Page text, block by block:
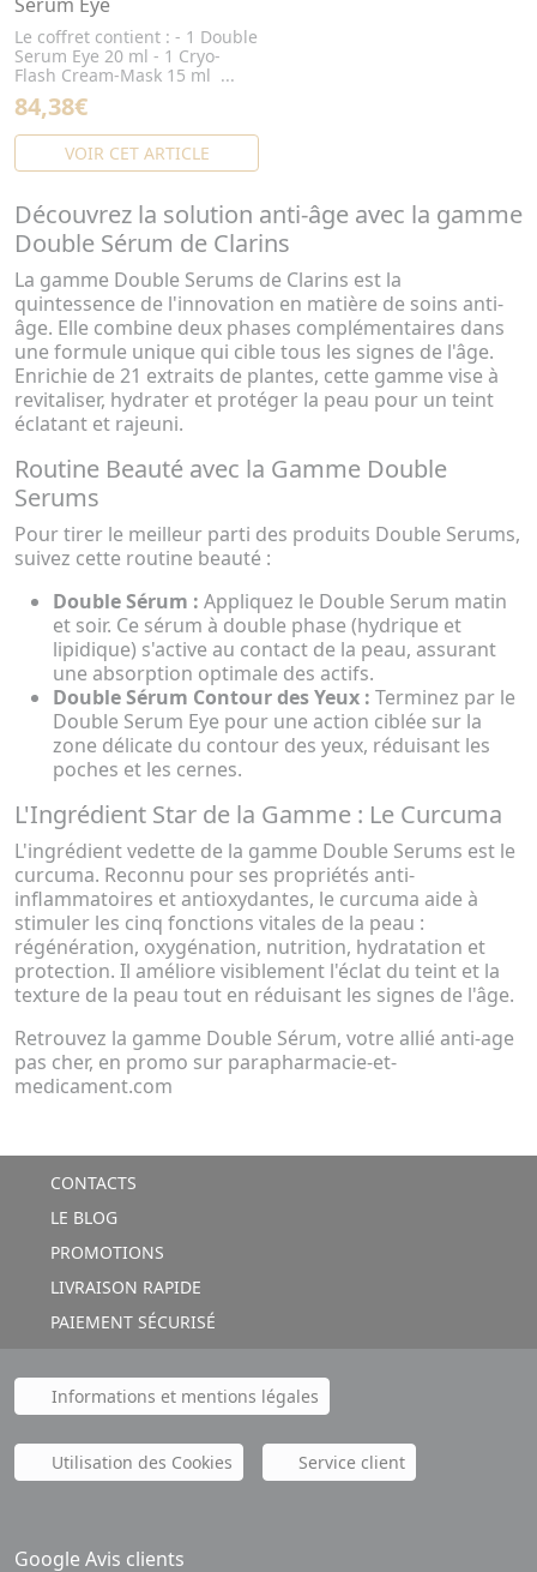
Le coffret contient : - 1 Double
Serum Eye 20 ml - 1 Cryo-
Flash Cream-Mask 15 ml ...
84,38€
VOIR CET ARTICLE
Découvrez la solution anti-âge avec la gamme
Double Sérum de Clarins
La gamme Double Serums de Clarins est la
quintessence de l'innovation en matière de soins anti-
âge. Elle combine deux phases complémentaires dans
une formule unique qui cible tous les signes de l'âge.
Enrichie de 21 extraits de plantes, cette gamme vise à
revitaliser, hydrater et protéger la peau pour un teint
éclatant et rajeuni.
Routine Beauté avec la Gamme Double
Serums
Pour tirer le meilleur parti des produits Double Serums,
suivez cette routine beauté :
Double Sérum : Appliquez le Double Serum matin
et soir. Ce sérum à double phase (hydrique et
lipidique) s'active au contact de la peau, assurant
une absorption optimale des actifs.
Double Sérum Contour des Yeux : Terminez par le
Double Serum Eye pour une action ciblée sur la
zone délicate du contour des yeux, réduisant les
poches et les cernes.
L'Ingrédient Star de la Gamme : Le Curcuma
L'ingrédient vedette de la gamme Double Serums est le
curcuma. Reconnu pour ses propriétés anti-
inflammatoires et antioxydantes, le curcuma aide à
stimuler les cinq fonctions vitales de la peau :
régénération, oxygénation, nutrition, hydratation et
protection. Il améliore visiblement l'éclat du teint et la
texture de la peau tout en réduisant les signes de l'âge.
Retrouvez la gamme Double Sérum, votre allié anti-age
pas cher, en promo sur parapharmacie-et-
medicament.com
CONTACTS
LE BLOG
PROMOTIONS
LIVRAISON RAPIDE
PAIEMENT SÉCURISÉ
Informations et mentions légales
Utilisation des Cookies Service client
Google Avis clients